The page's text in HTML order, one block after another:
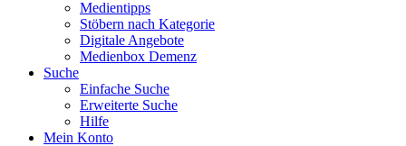
Medientipps
Stöbern nach Kategorie
Digitale Angebote
Medienbox Demenz
Suche
Einfache Suche
Erweiterte Suche
Hilfe
Mein Konto